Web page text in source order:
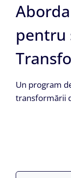
pentru
Un program
transformării